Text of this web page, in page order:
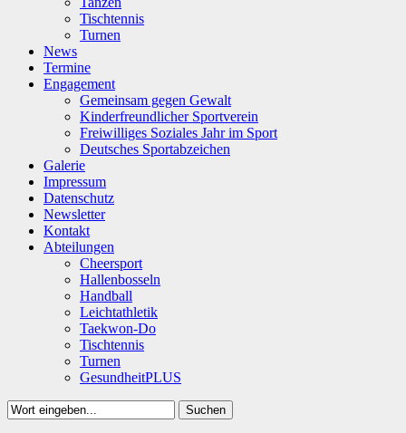
Tischtennis
Turnen
News
Termine
Engagement
Gemeinsam gegen Gewalt
Kinderfreundlicher Sportverein
Freiwilliges Soziales Jahr im Sport
Deutsches Sportabzeichen
Galerie
Impressum
Datenschutz
Newsletter
Kontakt
Abteilungen
Cheersport
Hallenbosseln
Handball
Leichtathletik
Taekwon-Do
Tischtennis
Turnen
GesundheitPLUS
Suchen